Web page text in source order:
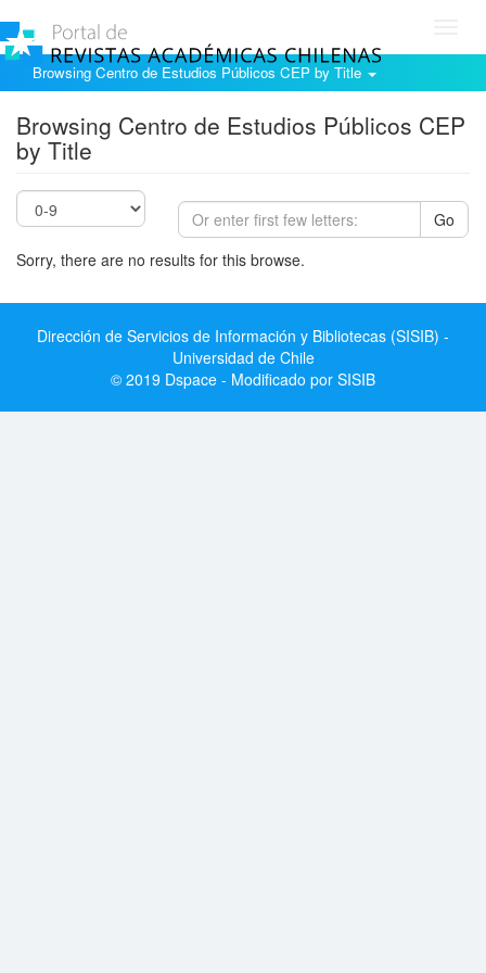
Browsing Centro de Estudios Públicos CEP by Title
Browsing Centro de Estudios Públicos CEP
by Title
Go
Sorry, there are no results for this browse.
Dirección de Servicios de Información y Bibliotecas (SISIB) -
Universidad de Chile
© 2019 Dspace - Modificado por SISIB